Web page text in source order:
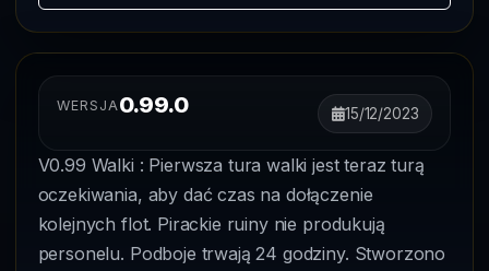
WERSJA 0.99.0 15/12/2023
V0.99 Walki : Pierwsza tura walki jest teraz turą
oczekiwania, aby dać czas na dołączenie
kolejnych flot. Pirackie ruiny nie produkują
personelu. Podboje trwają 24 godziny. Stworzono